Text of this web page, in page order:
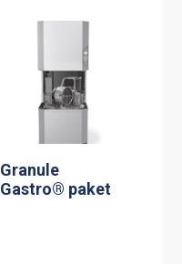
Granule
Gastro® paket